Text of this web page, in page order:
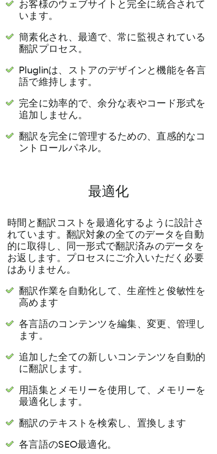
お客様のウェブサイトと完全に統合されて
います。
簡素化され、最適で、常に監視されている
翻訳プロセス。
Pluglinは、ストアのデザインと機能を各言
語で維持します。
完全に効率的で、余分な表やコード形式を
追加しません。
翻訳を完全に管理するための、直感的なコ
ントロールパネル。
最適化
時間と翻訳コストを最適化するように設計さ
れています。翻訳対象の全てのデータを自動
的に取得し、同一形式で翻訳済みのデータを
お返します。プロセスにご介入いただく必要
はありません。
翻訳作業を自動化して、生産性と俊敏性を
高めます
各言語のコンテンツを編集、変更、管理し
ます。
追加した全ての新しいコンテンツを自動的
に翻訳します。
用語集とメモリーを使用して、メモリーを
最適化します。
翻訳のテキストを検索し、置換します
各言語のSEO最適化。